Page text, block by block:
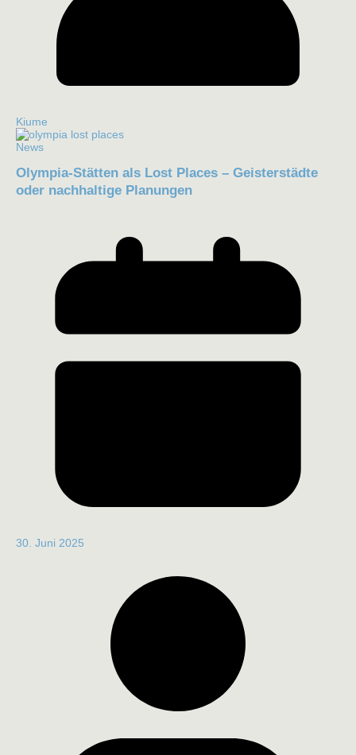
Kiume
News
Olympia-Stätten als Lost Places – Geisterstädte
oder nachhaltige Planungen
30. Juni 2025